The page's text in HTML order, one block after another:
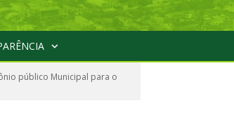
público Municipal para o